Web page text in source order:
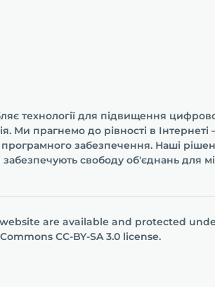
технології для підвищення
Ми прагнемо до рівності в
програмного забезпечення. Наші
свободу об'єднань для
are available and protected
СС-BY-SA 3.0 license.